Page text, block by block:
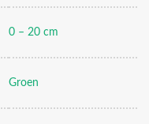
0 – 20 cm
Groen